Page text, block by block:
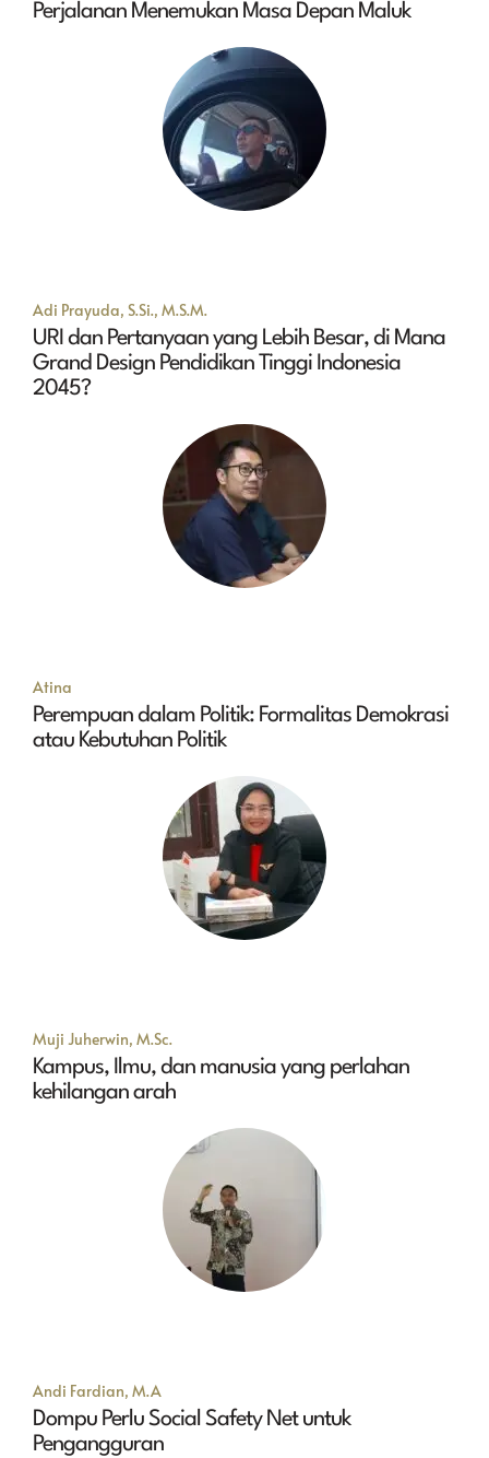
Perjalanan Menemukan Masa Depan Maluk
Adi Prayuda, S.Si., M.S.M.
URI dan Pertanyaan yang Lebih Besar, di Mana
Grand Design Pendidikan Tinggi Indonesia
2045?
Atina
Perempuan dalam Politik: Formalitas Demokrasi
atau Kebutuhan Politik
Muji Juherwin, M.Sc.
Kampus, Ilmu, dan manusia yang perlahan
kehilangan arah
Andi Fardian, M.A
Dompu Perlu Social Safety Net untuk
Pengangguran